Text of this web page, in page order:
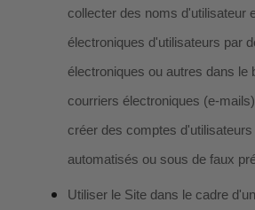
collecter des noms d'utilisateur
électroniques d'utilisateurs par
électroniques ou autres dans le
courriers électroniques (e-
créer des comptes
automatisés ou sous de faux
Utiliser le Site dans le cadre